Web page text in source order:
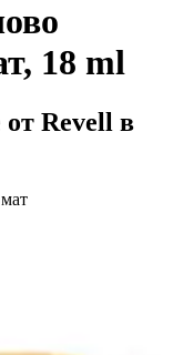
18 ml
Revell в